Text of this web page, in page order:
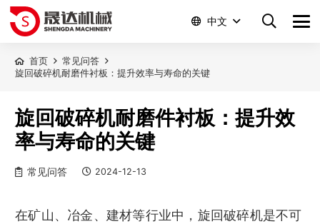
中文
首页
常见问答
旋回破碎机耐磨件衬板：提升效率与寿命的关键
旋回破碎机耐磨件衬板：提升效
率与寿命的关键
常见问答 2024-12-13
在矿山、冶金、建材等行业中，旋回破碎机是不可